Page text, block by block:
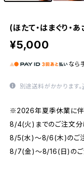
(ほたて・はまぐり・
¥5,000
なら
別途送料がかかります。
※2026年夏季休業に
8/4(火)までのご注文分
8/5(水)～8/6(木)のご
8/7(金)～8/16(日)の